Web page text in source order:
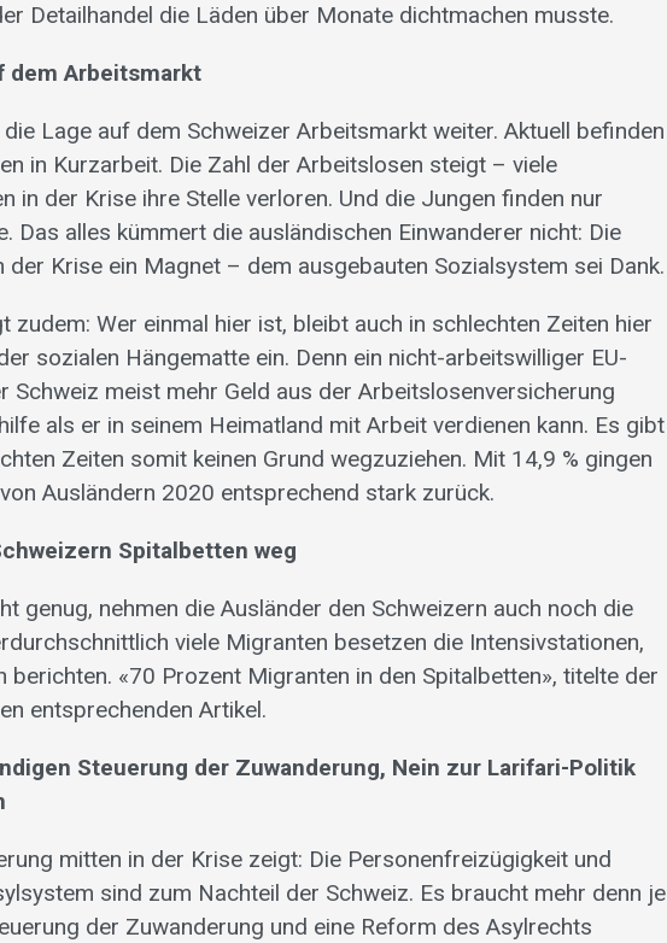
Detailhandel die Läden über Monate dichtmachen musste.
dem Arbeitsmarkt
Lage auf dem Schweizer Arbeitsmarkt weiter. Aktuell befinden
in Kurzarbeit. Die Zahl der Arbeitslosen steigt – viele
in der Krise ihre Stelle verloren. Und die Jungen finden nur
Das alles kümmert die ausländischen Einwanderer nicht: Die
der Krise ein Magnet – dem ausgebauten Sozialsystem sei Dank.
zudem: Wer einmal hier ist, bleibt auch in schlechten Zeiten hier
sozialen Hängematte ein. Denn ein nicht-arbeitswilliger EU-
Schweiz meist mehr Geld aus der Arbeitslosenversicherung
als er in seinem Heimatland mit Arbeit verdienen kann. Es gibt
Zeiten somit keinen Grund wegzuziehen. Mit 14,9 % gingen
Ausländern 2020 entsprechend stark zurück.
Spitalbetten weg
genug, nehmen die Ausländer den Schweizern auch noch die
viele Migranten besetzen die Intensivstationen,
berichten. «70 Prozent Migranten in den Spitalbetten», titelte der
entsprechenden Artikel.
Steuerung der Zuwanderung, Nein zur Larifari-Politik
mitten in der Krise zeigt: Die Personenfreizügigkeit und
sind zum Nachteil der Schweiz. Es braucht mehr denn je
der Zuwanderung und eine Reform des Asylrechts